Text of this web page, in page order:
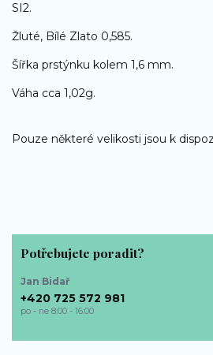
SI2.
Žluté, Bílé Zlato 0,585.
Šířka prstýnku kolem 1,6 mm.
Váha cca 1,02g.
Pouze některé velikosti jsou k
Potřebujete poradit?
Jan Bidař
+420 725 572 981
po - ne 8:00 - 16:00